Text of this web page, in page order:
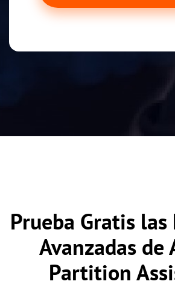
Prueba Gratis las
Avanzadas de
Partition